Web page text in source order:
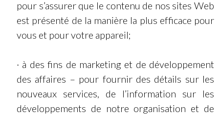
pour s’assurer que le contenu de nos sites Web
est présenté de la manière la plus efficace pour
vous et pour votre appareil;
· à des fins de marketing et de développement
des affaires – pour fournir des détails sur les
nouveaux services, de l’information sur les
développements de notre organisation et de